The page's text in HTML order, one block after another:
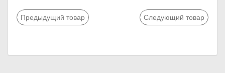
Предыдущий товар Следующий товар